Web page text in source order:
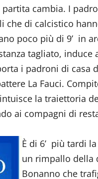
cambia. I
che di calcistico
poco più di 9’ in
tagliato,
i padroni di casa
La Fauci.
la traiettoria
ai compagni di
È di 6’ più tardi
un rimpallo della
Bonanno che